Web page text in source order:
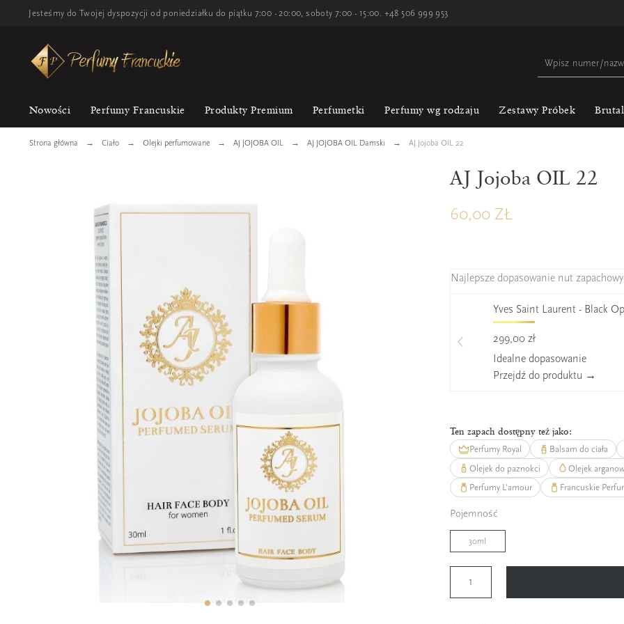
Jesteśmy do Twojej dyspozycji od poniedziałku do piątku 7:00 - 20:00, soboty 7:00 - 15:00. +48 506 999 953
Nowości Perfumy Francuskie Produkty Premium Perfumetki Perfumy wg rodzaju Zestawy Próbek
Strona główna Ciało Olejki perfumowane AJ JOJOBA OIL AJ JOJOBA OIL Damski AJ Jojoba OIL 22
AJ Jojoba OIL 22
60,00 ZŁ
Najlepsze dopasowanie nut
Yves Saint Laurent - Black
299,00 zł
Idealne dopasowanie
Przejdź do produktu →
Ten zapach dostępny też jako:
Perfumy Royal Balsam do ciała
Olejek do paznokci
Olejek
Perfumy L'amour
Francuskie
Pojemność
30ml